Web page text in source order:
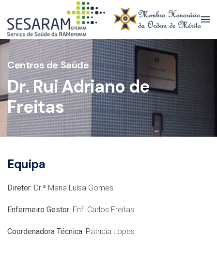
Skip to main content
Centros de Saúde
Dr. Rui Adriano de
Freitas
Equipa
Diretor: Dr.ª Maria Luísa Gomes
Enfermeiro Gestor: Enf. Carlos Freitas
Coordenadora Técnica: Patrícia Lopes